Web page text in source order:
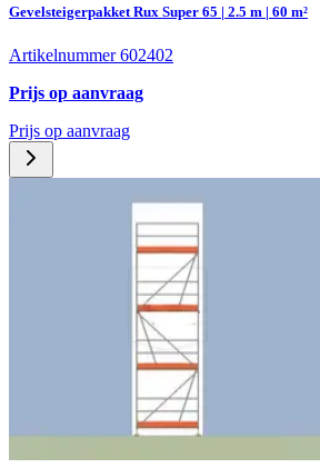
Gevelsteigerpakket Rux Super 65 | 2.5 m | 60 m²
Artikelnummer 602402
Prijs op aanvraag
Prijs op aanvraag